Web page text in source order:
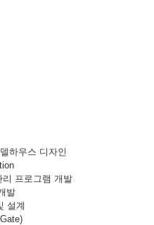
하우스 디자인
리 프로그램 개발
발
설계